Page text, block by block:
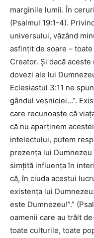
marginile lumii. În
(Psalmul 19:1-4).
universului, văzând
asfinţit de soare –
Creator. Şi dacă
dovezi ale lui
Eclesiastul 3:11 ne
gândul veşniciei…”.
care recunoaşte că
că nu aparţinem
intelectului, putem
prezenţa lui
simţită influenţa în
că, în ciuda acestui
existenţa lui
este Dumnezeu!”.”
oamenii care au trăit
toate culturile, toate